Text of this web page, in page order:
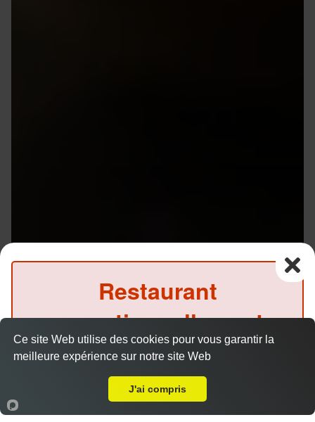
Menus Gyoza et Tataki à emporter proche Rennes
Volney (35700)
Accueil Panier Compte
Restaurant
exceptionnellement
fermé ce soir
(Précommande possible)
Ce site Web utilise des cookies pour vous garantir la
meilleure expérience sur notre site Web
J'ai compris